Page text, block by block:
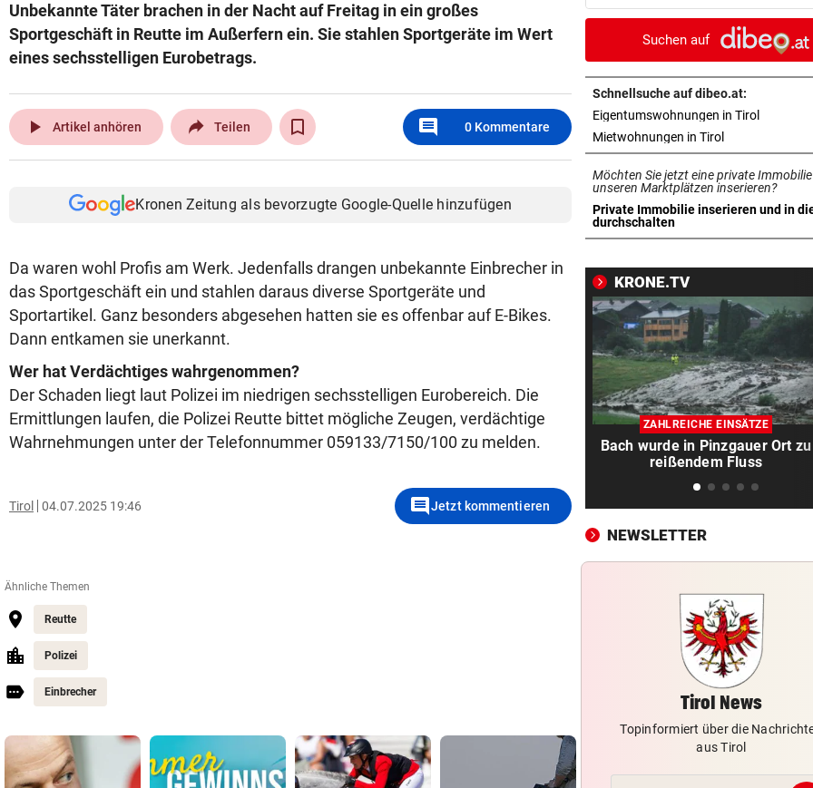
Unbekannte Täter brachen in der Nacht auf Freitag in ein großes
Sportgeschäft in Reutte im Außerfern ein. Sie stahlen Sportgeräte im Wert
eines sechsstelligen Eurobetrags.
play_arrow Artikel anhören Teilen comment 0 Kommentare
Kronen Zeitung als bevorzugte Google-Quelle hinzufügen
Da waren wohl Profis am Werk. Jedenfalls drangen unbekannte Einbrecher in
das Sportgeschäft ein und stahlen daraus diverse Sportgeräte und
Sportartikel. Ganz besonders abgesehen hatten sie es offenbar auf E-Bikes.
Dann entkamen sie unerkannt.
Wer hat Verdächtiges wahrgenommen?
Der Schaden liegt laut Polizei im niedrigen sechsstelligen Eurobereich. Die
Ermittlungen laufen, die Polizei Reutte bittet mögliche Zeugen, verdächtige
Wahrnehmungen unter der Telefonnummer 059133/7150/100 zu melden.
Tirol 04.07.2025 19:46 commentJetzt kommentieren
Ähnliche Themen
Reutte
Polizei
Einbrecher
DANK ENERGIE VON BANK vor
Rapid: „Plan“ ging auf –
Gegner wohl fix!
STRENGES KONZEPT
Neustifter Kirtag: So soll
sicher bleiben
„KRONE“-KOMMENTAR
So treiben sie Republik und
blaue Hände
BUNDESLIGA IM TICKER
SCR Altach gegen WSG Tirol
19.30 Uhr LIVE
„KRONE“ VOR ORT vor
Polizeianhaltezentrum:
entkräftet Kritik
IN MÖRBISCH vor
Treffen Sie die
Andrea Berg live
ELTERN SCHLUGEN ALARM
OKTOBERFEST 2026
Leni Klum präsentiert eigene
Dirndl-Kollektion
„KRONE“-KOMMENTAR
Ein Sieg des Antisemitismus
Suchen auf
Schnellsuche auf dibeo.at:
Eigentumswohnungen in Tirolin neuem
Mietwohnungen in Tirolin neuem Tab
Möchten Sie jetzt eine private
unseren Marktplätzen inserieren?
Private Immobilie inserieren und in
durchschalten
in neuem Tab öffnen
KRONE.TV
ZAHLREICHE EINSÄTZE
Bach wurde in Pinzgauer Ort zu
reißendem Fluss
NEWSLETTER
Tirol News
Topinformiert über die
aus Tirol